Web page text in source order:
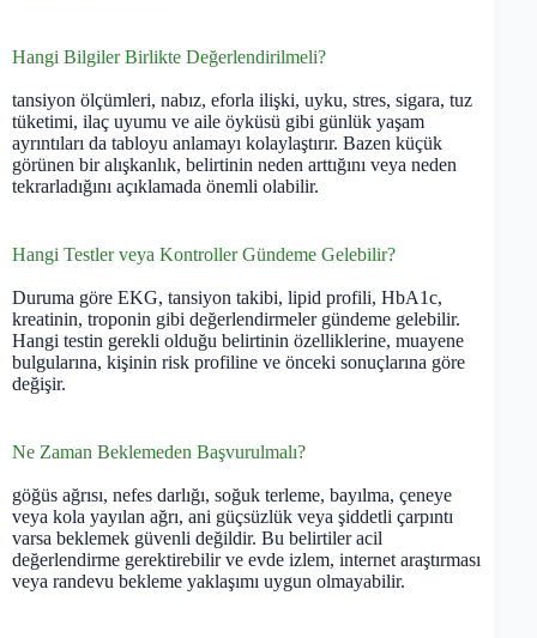
Hangi Bilgiler Birlikte Değerlendirilmeli?
tansiyon ölçümleri, nabız, eforla ilişki, uyku, stres, sigara, tuz
tüketimi, ilaç uyumu ve aile öyküsü gibi günlük yaşam
ayrıntıları da tabloyu anlamayı kolaylaştırır. Bazen küçük
görünen bir alışkanlık, belirtinin neden arttığını veya neden
tekrarladığını açıklamada önemli olabilir.
Hangi Testler veya Kontroller Gündeme Gelebilir?
Duruma göre EKG, tansiyon takibi, lipid profili, HbA1c,
kreatinin, troponin gibi değerlendirmeler gündeme gelebilir.
Hangi testin gerekli olduğu belirtinin özelliklerine, muayene
bulgularına, kişinin risk profiline ve önceki sonuçlarına göre
değişir.
Ne Zaman Beklemeden Başvurulmalı?
göğüs ağrısı, nefes darlığı, soğuk terleme, bayılma, çeneye
veya kola yayılan ağrı, ani güçsüzlük veya şiddetli çarpıntı
varsa beklemek güvenli değildir. Bu belirtiler acil
değerlendirme gerektirebilir ve evde izlem, internet araştırması
veya randevu bekleme yaklaşımı uygun olmayabilir.